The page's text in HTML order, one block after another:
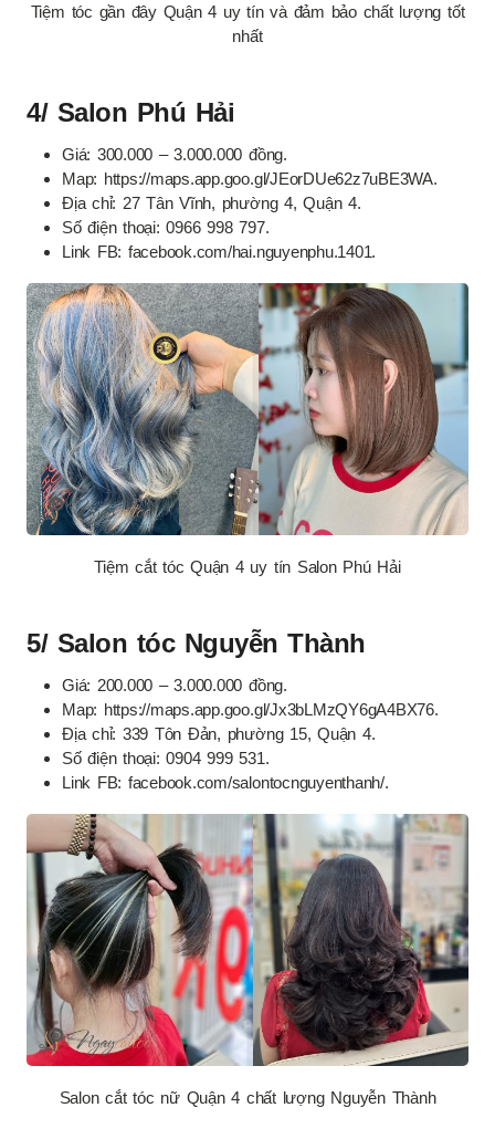
Tiệm tóc gần đây Quận 4 uy tín và đảm bảo chất lượng tốt
nhất
4/ Salon Phú Hải
Giá: 300.000 – 3.000.000 đồng.
Map: https://maps.app.goo.gl/JEorDUe62z7uBE3WA.
Địa chỉ: 27 Tân Vĩnh, phường 4, Quận 4.
Số điện thoại: 0966 998 797.
Link FB: facebook.com/hai.nguyenphu.1401.
Tiệm cắt tóc Quận 4 uy tín Salon Phú Hải
5/ Salon tóc Nguyễn Thành
Giá: 200.000 – 3.000.000 đồng.
Map: https://maps.app.goo.gl/Jx3bLMzQY6gA4BX76.
Địa chỉ: 339 Tôn Đản, phường 15, Quận 4.
Số điện thoại: 0904 999 531.
Link FB: facebook.com/salontocnguyenthanh/.
Salon cắt tóc nữ Quận 4 chất lượng Nguyễn Thành